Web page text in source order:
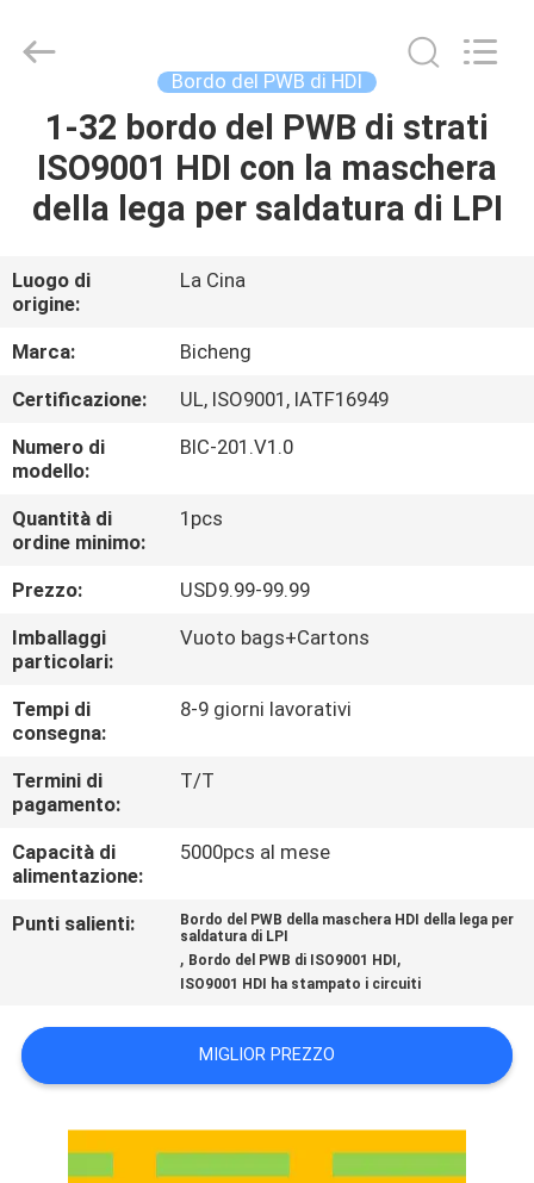
CASA.
PRODOTTI
VIDEO
SU
DI
NOI
VISITA
ALLA
FABBRICA
CONTROLLO
DELLA
QUALITÀ
CONTATTACI
MAPPA
DEL
SITO
Electronics
Technology
Bordo del PWB di HDI
1-32 bordo del PWB di strati
ISO9001 HDI con la maschera
della lega per saldatura di LPI
Luogo di
origine:
La Cina
Marca:
Bicheng
Certificazione:
UL, ISO9001, IATF16949
Numero di
modello:
BIC-201.V1.0
Quantità di
ordine minimo:
1pcs
Prezzo:
USD9.99-99.99
Imballaggi
particolari:
Vuoto bags+Cartons
Tempi di
consegna:
8-9 giorni lavorativi
Termini di
pagamento:
T/T
Capacità di
alimentazione:
5000pcs al mese
Punti salienti:
Bordo del PWB della maschera HDI della lega per
saldatura di LPI
, Bordo del PWB di ISO9001 HDI ,
ISO9001 HDI ha stampato i circuiti
MIGLIOR PREZZO